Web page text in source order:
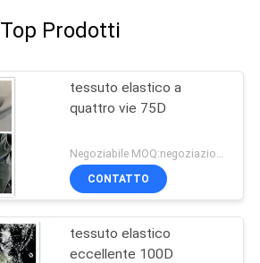
Top Prodotti
tessuto elastico a
quattro vie 75D
CONTATTO
tessuto elastico
eccellente 100D